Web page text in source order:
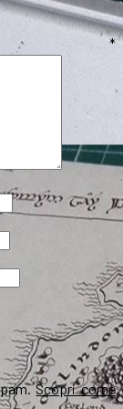
*
Scopri come